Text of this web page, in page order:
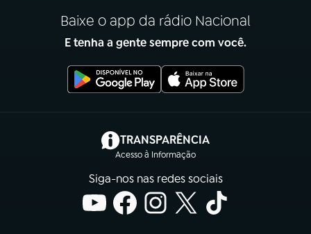
Baixe o app da rádio Nacional
E tenha a gente sempre com você.
TRANSPARÊNCIA
Acesso à Informação
(abre em nova aba)
Siga-nos nas redes sociais